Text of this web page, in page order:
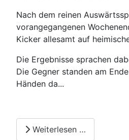
Nach dem reinen
vorangegangenen
Kicker allesamt auf
Die Ergebnisse sprachen
Die Gegner standen am
Händen da...
Weiterlesen …